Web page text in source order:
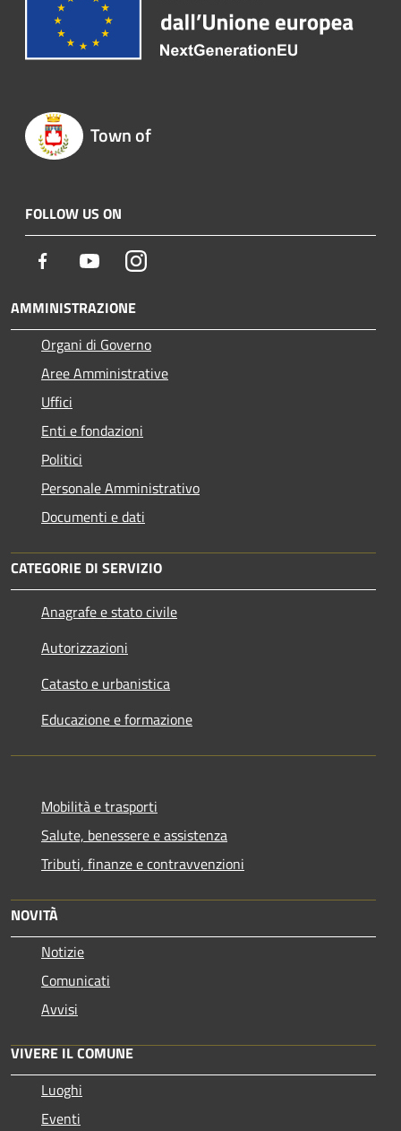
Town of
FOLLOW US ON
Facebook YoutubeInstagram
AMMINISTRAZIONE
Organi di Governo
Aree Amministrative
Uffici
Enti e fondazioni
Politici
Personale Amministrativo
Documenti e dati
CATEGORIE DI SERVIZIO
Anagrafe e stato civile
Autorizzazioni
Catasto e urbanistica
Educazione e formazione
Mobilità e trasporti
Salute, benessere e assistenza
Tributi, finanze e contravvenzioni
NOVITÀ
Notizie
Comunicati
Avvisi
VIVERE IL COMUNE
Luoghi
Eventi